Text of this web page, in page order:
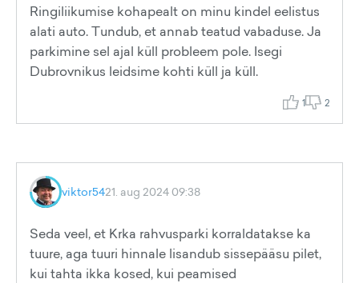
Ringiliikumise kohapealt on minu kindel eelistus
alati auto. Tundub, et annab teatud vabaduse. Ja
parkimine sel ajal küll probleem pole. Isegi
Dubrovnikus leidsime kohti küll ja küll.
1 2
viktor5421. aug 2024 09:38
Seda veel, et Krka rahvusparki korraldatakse ka
tuure, aga tuuri hinnale lisandub sissepääsu pilet,
kui tahta ikka kosed, kui peamised